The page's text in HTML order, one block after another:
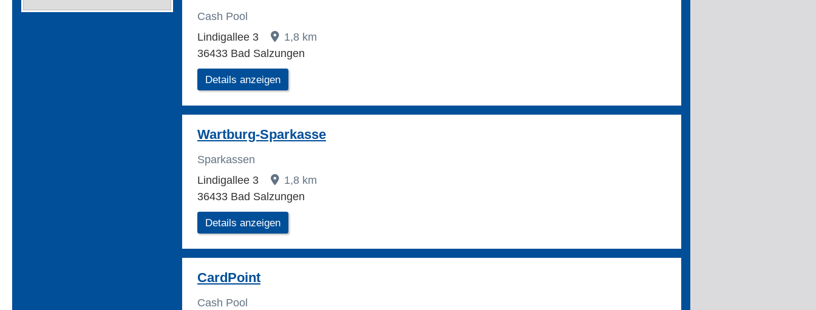
Cash Pool
Lindigallee 3
1,8 km
36433 Bad Salzungen
Details anzeigen
Wartburg-Sparkasse
Sparkassen
Lindigallee 3
1,8 km
36433 Bad Salzungen
Details anzeigen
CardPoint
Cash Pool